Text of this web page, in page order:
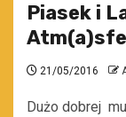
Piasek i
21/05/2016
Dużo dobrej